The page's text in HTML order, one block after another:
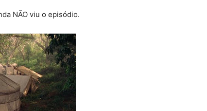
NÃO viu o episódio.